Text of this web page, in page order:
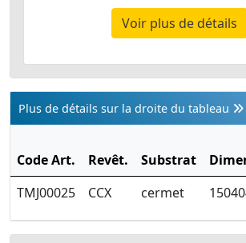
Voir plus de détails
Plus de détails sur la droite du tableau
Code Art. Revêt. Substrat
TMJ00025
CCX cermet